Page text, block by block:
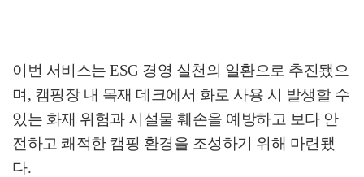
이번 서비스는 ESG 경영 실천의 일환으로 추진됐으
며, 캠핑장 내 목재 데크에서 화로 사용 시 발생할 수
있는 화재 위험과 시설물 훼손을 예방하고 보다 안
전하고 쾌적한 캠핑 환경을 조성하기 위해 마련됐
다.